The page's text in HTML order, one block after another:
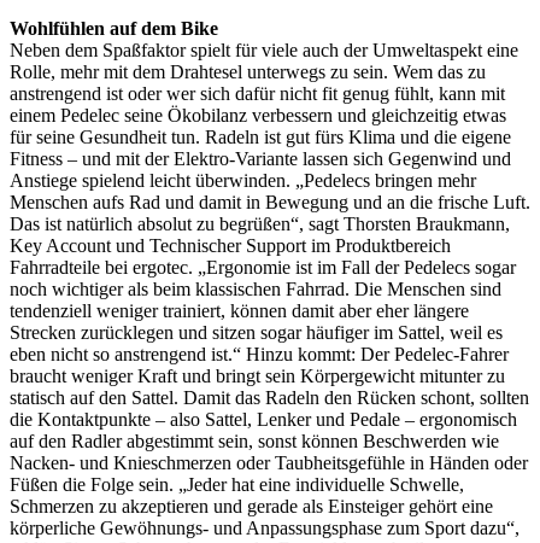
Wohlfühlen auf dem Bike
Neben dem Spaßfaktor spielt für viele auch der Umweltaspekt eine
Rolle, mehr mit dem Drahtesel unterwegs zu sein. Wem das zu
anstrengend ist oder wer sich dafür nicht fit genug fühlt, kann mit
einem Pedelec seine Ökobilanz verbessern und gleichzeitig etwas
für seine Gesundheit tun. Radeln ist gut fürs Klima und die eigene
Fitness – und mit der Elektro-Variante lassen sich Gegenwind und
Anstiege spielend leicht überwinden. „Pedelecs bringen mehr
Menschen aufs Rad und damit in Bewegung und an die frische Luft.
Das ist natürlich absolut zu begrüßen“, sagt Thorsten Braukmann,
Key Account und Technischer Support im Produktbereich
Fahrradteile bei ergotec. „Ergonomie ist im Fall der Pedelecs sogar
noch wichtiger als beim klassischen Fahrrad. Die Menschen sind
tendenziell weniger trainiert, können damit aber eher längere
Strecken zurücklegen und sitzen sogar häufiger im Sattel, weil es
eben nicht so anstrengend ist.“ Hinzu kommt: Der Pedelec-Fahrer
braucht weniger Kraft und bringt sein Körpergewicht mitunter zu
statisch auf den Sattel. Damit das Radeln den Rücken schont, sollten
die Kontaktpunkte – also Sattel, Lenker und Pedale – ergonomisch
auf den Radler abgestimmt sein, sonst können Beschwerden wie
Nacken- und Knieschmerzen oder Taubheitsgefühle in Händen oder
Füßen die Folge sein. „Jeder hat eine individuelle Schwelle,
Schmerzen zu akzeptieren und gerade als Einsteiger gehört eine
körperliche Gewöhnungs- und Anpassungsphase zum Sport dazu“,